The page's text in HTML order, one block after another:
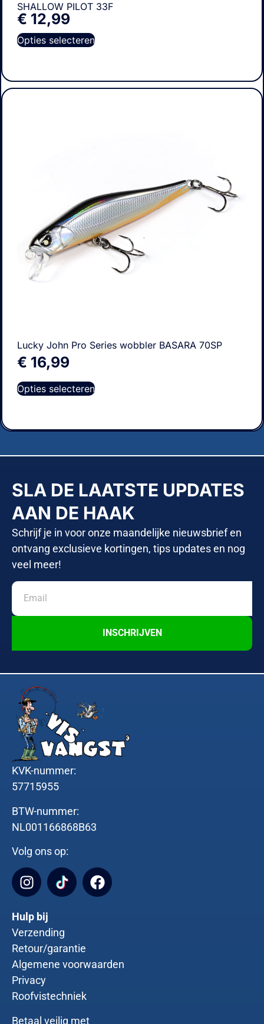
SHALLOW PILOT 33F
€ 12,99
Opties selecteren
Lucky John Pro Series wobbler BASARA 70SP
€ 16,99
Opties selecteren
SLA DE LAATSTE UPDATES
AAN DE HAAK
Schrijf je in voor onze maandelijke nieuwsbrief en
ontvang exclusieve kortingen, tips updates en nog
veel meer!
INSCHRIJVEN
KVK-nummer:
57715955
BTW-nummer:
NL001166868B63
Volg ons op:
Hulp bij
Verzending
Retour/garantie
Algemene voorwaarden
Privacy
Roofvistechniek
Betaal veilig met